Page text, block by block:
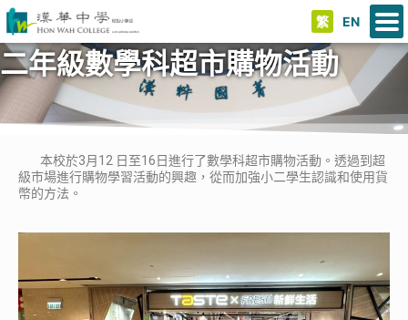
繁 EN
二年級數學科超市購物活動
本校於3月12 日至16日進行了數學科超市購物活動。透過到超
級市場進行購物學習活動的興趣，從而加強小二學生認識和使用貨
幣的方法。